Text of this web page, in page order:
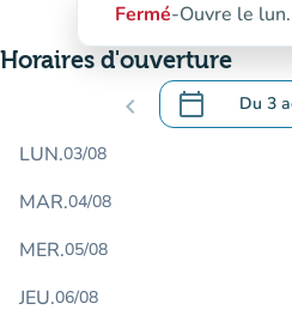
Fermé-Ouvre le
Horaires d'ouverture
chevron_left calendar_today Du 3
.Ouvrir le
LUN.03/08
MAR.04/08
MER.05/08
JEU.06/08